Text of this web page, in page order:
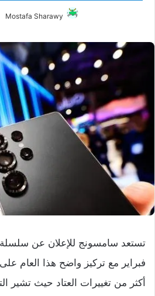
Mostafa Sharawy
فبراير مع تركيز واضح هذا العام
أكثر من تغييرات العتاد حيث تشير